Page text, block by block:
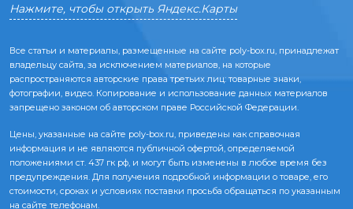
Нажмите, чтобы открыть Яндекс.Карты
Все статьи и материалы, размещенные на сайте poly-box.ru, принадлежат
владельцу сайта, за исключением материалов, на которые
распространяются авторские права третьих лиц: товарные знаки,
фотографии, видео. Копирование и использование данных материалов
запрещено законом об авторском праве Российской Федерации.
Цены, указанные на сайте poly-box.ru, приведены как справочная
информация и не являются публичной офертой, определяемой
положениями ст. 437 гк рф, и могут быть изменены в любое время без
предупреждения. Для получения подробной информации о товаре, его
стоимости, сроках и условиях поставки просьба обращаться по указанным
на сайте телефонам.